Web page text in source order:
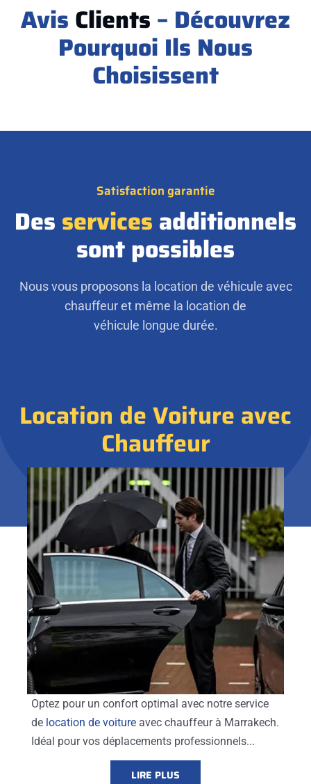
Avis Clients – Découvrez
Pourquoi Ils Nous
Choisissent
Satisfaction garantie
Des services additionnels
sont possibles
Nous vous proposons la location de véhicule avec
chauffeur et même la location de
véhicule longue durée.
Location de Voiture avec
Chauffeur
Optez pour un confort optimal avec notre service
de location de voiture avec chauffeur à Marrakech.
Idéal pour vos déplacements professionnels...
LIRE PLUS